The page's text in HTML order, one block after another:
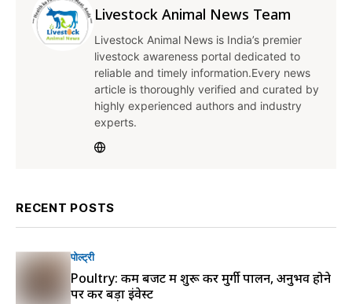
Livestock Animal News Team
Livestock Animal News is India’s premier
livestock awareness portal dedicated to
reliable and timely information.Every news
article is thoroughly verified and curated by
highly experienced authors and industry
experts.
RECENT POSTS
पोल्ट्री
Poultry: कम बजट में शुरू करें मुर्गी पालन, अनुभव होने
पर करें बड़ा इंवेस्ट